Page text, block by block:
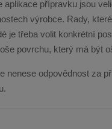
aplikace přípravku jsou
výrobce. Rady,
je třeba volit konkrétní
povrchu, který má být
nenese odpovědnost za